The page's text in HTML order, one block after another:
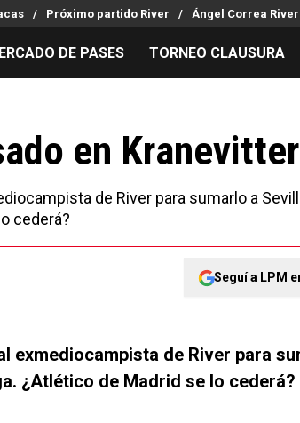
Próximo partido River Ángel Correa River
Mercado de Pases
tácticos
Coudet
Entradas
Los goles de River
DE PASES TORNEO CLAUSURA
en Kranevitter
de River para sumarlo a
cederá?
Seguí a LPM
exmediocampista de River para
¿Atlético de Madrid se lo cederá?